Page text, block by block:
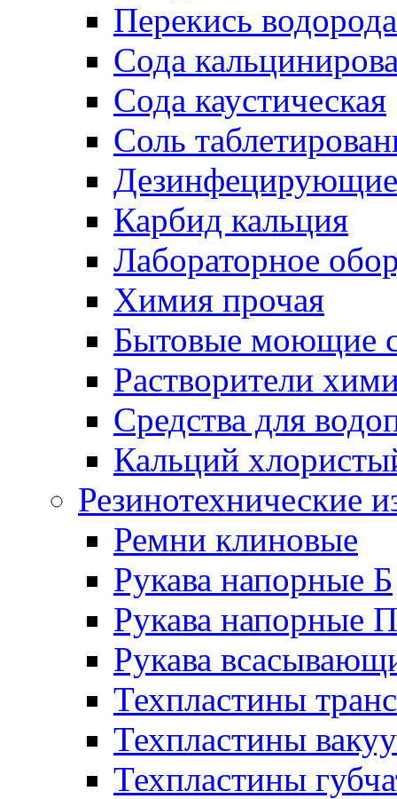
Перекись водорода
Сода
Сода каустическая
Соль
Дезинфецирующие
Карбид кальция
Лабораторное
Химия прочая
Бытовые моющие
Растворители
Средства для
Кальций
Резинотехнические
Ремни клиновые
Рукава напорные Б
Рукава напорные П
Рукава
Техпластины
Техпластины
Техпластины